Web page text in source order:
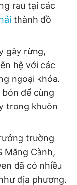
rau tại các
thành đồ
gây rừng,
hệ với các
ngoại khóa.
để cùng
trong khuôn
trường
Măng Cành,
đã có nhiều
địa phương.